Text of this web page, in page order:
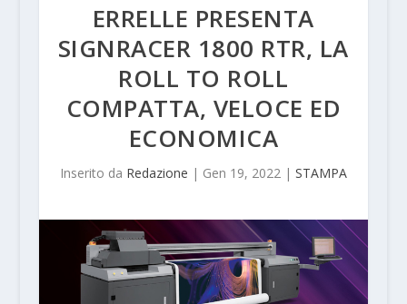
ERRELLE PRESENTA
SIGNRACER 1800 RTR, LA
ROLL TO ROLL
COMPATTA, VELOCE ED
ECONOMICA
Inserito da Redazione | Gen 19, 2022| STAMPA